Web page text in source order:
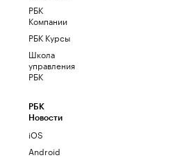
РБК
Компании
РБК Курсы
Школа
управления
РБК
РБК
Новости
iOS
Android